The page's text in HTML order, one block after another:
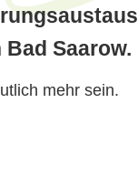
Saarow.
mehr sein.